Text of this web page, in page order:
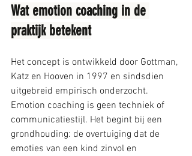
Wat emotion coaching in de
praktijk betekent
Het concept is ontwikkeld door Gottman,
Katz en Hooven in 1997 en sindsdien
uitgebreid empirisch onderzocht.
Emotion coaching is geen techniek of
communicatiestijl. Het begint bij een
grondhouding: de overtuiging dat de
emoties van een kind zinvol en